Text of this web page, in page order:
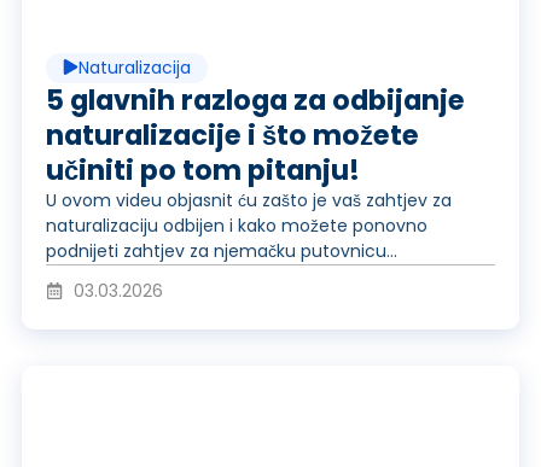
r
a
j
r
o
d
Naturalizacija
5 glavnih razloga za odbijanje
naturalizacije i što možete
učiniti po tom pitanju!
U ovom videu objasnit ću zašto je vaš zahtjev za
naturalizaciju odbijen i kako možete ponovno
podnijeti zahtjev za njemačku putovnicu...
03.03.2026